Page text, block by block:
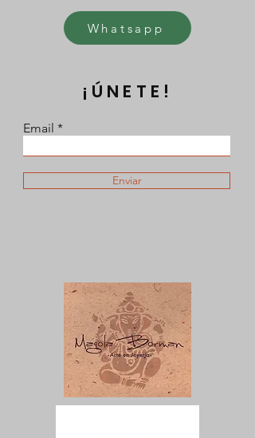
Whatsapp
¡ÚNETE!
Email
Enviar